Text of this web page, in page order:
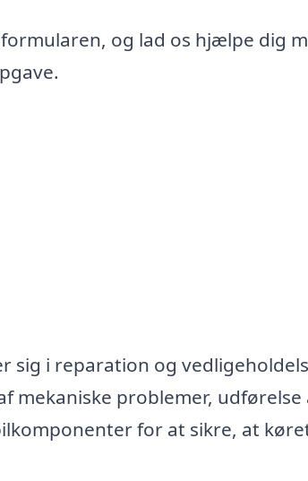
og lad os hjælpe dig
sig i reparation og
mekaniske problemer, udførelse
for at sikre, at